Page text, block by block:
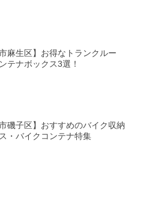
市麻生区】お得なトランクルー
テナボックス3選！
市磯子区】おすすめのバイク収納
・バイクコンテナ特集